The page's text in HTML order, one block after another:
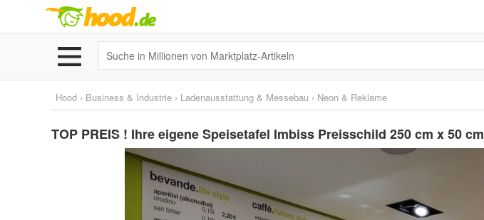
Hood › Business & Industrie › Ladenausstattung & Messebau › Neon & Reklame
TOP PREIS ! Ihre eigene Speisetafel Imbiss Preisschild 250 cm x 50 cm